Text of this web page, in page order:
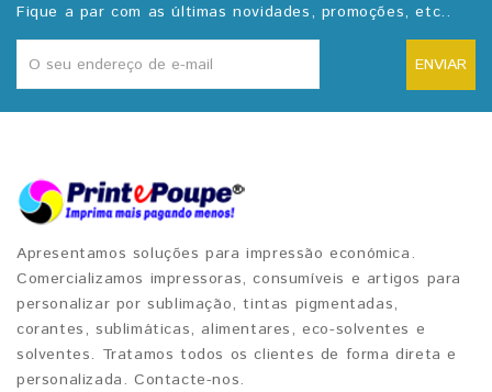
Fique a par com as últimas novidades, promoções, etc..
ENVIAR
Apresentamos soluções para impressão económica.
Comercializamos impressoras, consumíveis e artigos para
personalizar por sublimação, tintas pigmentadas,
corantes, sublimáticas, alimentares, eco-solventes e
solventes. Tratamos todos os clientes de forma direta e
personalizada. Contacte-nos.